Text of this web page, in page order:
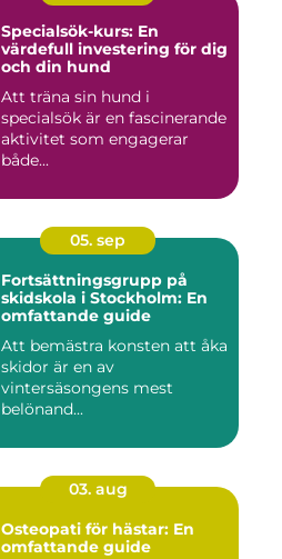
Specialsök-kurs: En
värdefull investering för dig
och din hund
Att träna sin hund i
specialsök är en fascinerande
aktivitet som engagerar
både...
05. sep
Fortsättningsgrupp på
skidskola i Stockholm: En
omfattande guide
Att bemästra konsten att åka
skidor är en av
vintersäsongens mest
belönand...
03. aug
Osteopati för hästar: En
omfattande guide